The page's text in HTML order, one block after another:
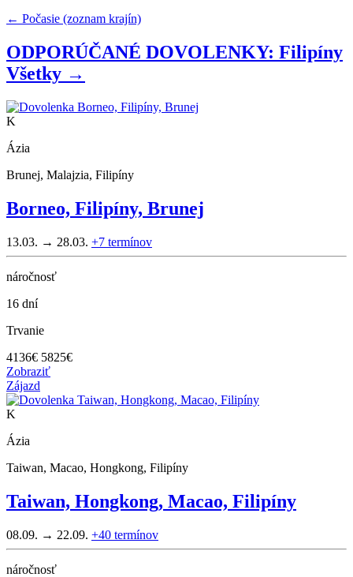
← Počasie (zoznam krajín)
ODPORÚČANÉ DOVOLENKY: Filipíny
Všetky →
K
Ázia
Brunej, Malajzia, Filipíny
Borneo, Filipíny, Brunej
13.03. → 28.03. +7 termínov
náročnosť
16 dní
Trvanie
4136€ 5825€
Zobraziť
Zájazd
K
Ázia
Taiwan, Macao, Hongkong, Filipíny
Taiwan, Hongkong, Macao, Filipíny
08.09. → 22.09. +40 termínov
náročnosť